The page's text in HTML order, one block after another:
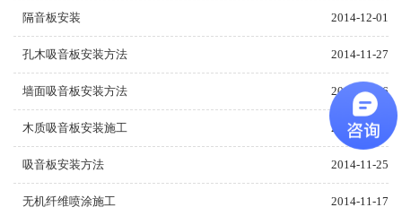
2014-12-01
隔音板安装
2014-11-27
孔木吸音板安装方法
2014-11-26
墙面吸音板安装方法
2014-11-25
木质吸音板安装施工
2014-11-25
吸音板安装方法
2014-11-17
无机纤维喷涂施工